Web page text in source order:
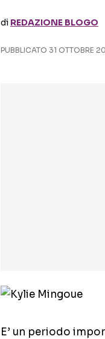
di REDAZIONE BLOGO
PUBBLICATO 31 OTTOBRE
E’ un periodo